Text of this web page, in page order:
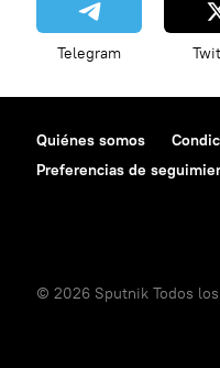
Telegram
Quiénes somos
Preferencias de
© 2026 Sputnik Todos